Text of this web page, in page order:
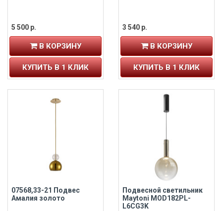
5 500 р.
В КОРЗИНУ
КУПИТЬ В 1 КЛИК
3 540 р.
В КОРЗИНУ
КУПИТЬ В 1 КЛИК
07568,33-21 Подвес
Амалия золото
Подвесной светильник
Maytoni MOD182PL-
L6CG3K